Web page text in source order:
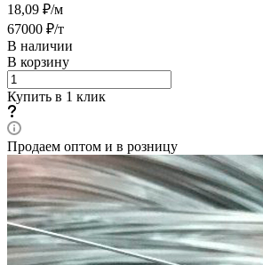
18,09 ₽/м
67000 ₽/т
В наличии
В корзину
Купить в 1 клик
Продаем оптом и в розницу